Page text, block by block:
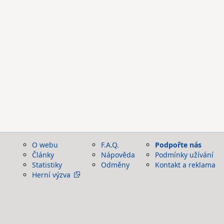
O webu
Články
Statistiky
Herní výzva
F.A.Q.
Nápověda
Odměny
Podpořte nás
Podmínky užívání
Kontakt a reklama